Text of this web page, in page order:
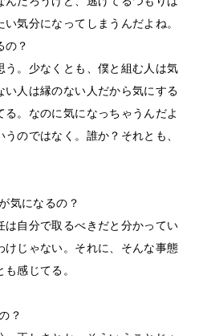
気分になってしまうんだよね。
の？
う。少なくとも、僕と組む人は気
い人は縁のない人だから気にする
。なのに気になっちゃうんだよ
のではなく。誰か？それとも、
気になるの？
は自分で取るべきだと分かってい
けじゃない。それに、そんな事態
感じてる。
？